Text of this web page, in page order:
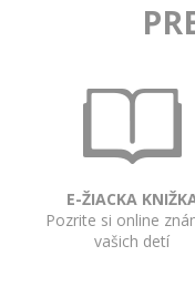
E-ŽIACKA
Pozrite si online
vašich detí